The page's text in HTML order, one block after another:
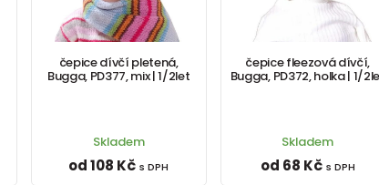
čepice dívčí pletená,
Bugga, PD377, mix | 1/2let
Skladem
od 108 Kč s DPH
čepice fleezová dívčí,
Bugga, PD372, holka | 1/
Skladem
od 68 Kč s DPH